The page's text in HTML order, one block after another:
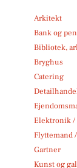
Arkitekt
Bank og
Bibliotek,
Bryghus
Catering
Elektronik /
Flyttemand
Gartner
Kunst og